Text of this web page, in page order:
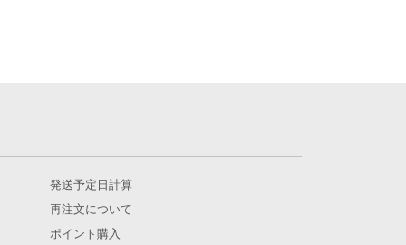
発送予定日計算
再注文について
ポイント購入